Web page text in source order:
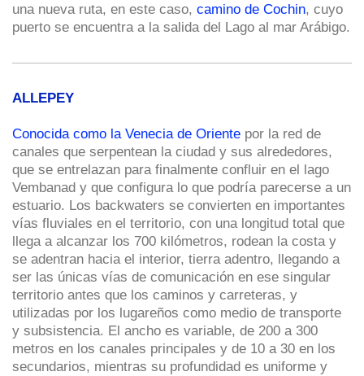
una nueva ruta, en este caso, camino de Cochin, cuyo
puerto se encuentra a la salida del Lago al mar Arábigo.
ALLEPEY
Conocida como la Venecia de Oriente por la red de
canales que serpentean la ciudad y sus alrededores,
que se entrelazan para finalmente confluir en el lago
Vembanad y que configura lo que podría parecerse a un
estuario. Los backwaters se convierten en importantes
vías fluviales en el territorio, con una longitud total que
llega a alcanzar los 700 kilómetros, rodean la costa y
se adentran hacia el interior, tierra adentro, llegando a
ser las únicas vías de comunicación en ese singular
territorio antes que los caminos y carreteras, y
utilizadas por los lugareños como medio de transporte
y subsistencia. El ancho es variable, de 200 a 300
metros en los canales principales y de 10 a 30 en los
secundarios, mientras su profundidad es uniforme y